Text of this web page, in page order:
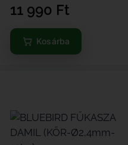
11 990 Ft
Kosárba